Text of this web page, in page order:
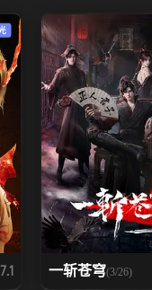
7.1 一斩苍穹(3/26)